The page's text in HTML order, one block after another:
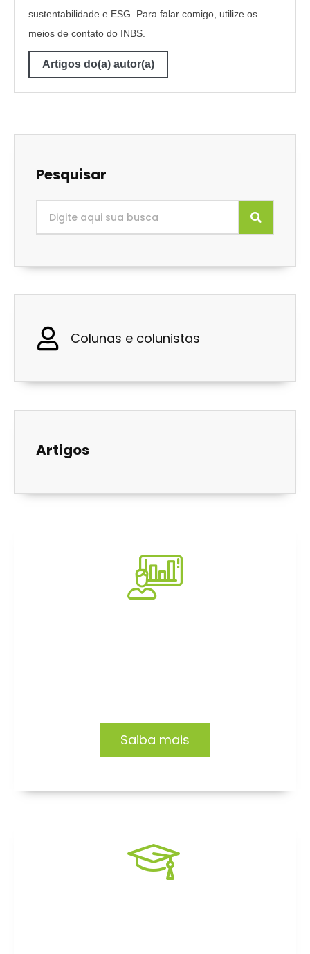
sustentabilidade e ESG. Para falar comigo, utilize os
meios de contato do INBS.
Artigos do(a) autor(a)
Pesquisar
Colunas e colunistas
Artigos
Saiba mais